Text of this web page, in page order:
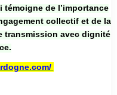
témoigne de l’importance
collectif et de la
transmission avec dignité